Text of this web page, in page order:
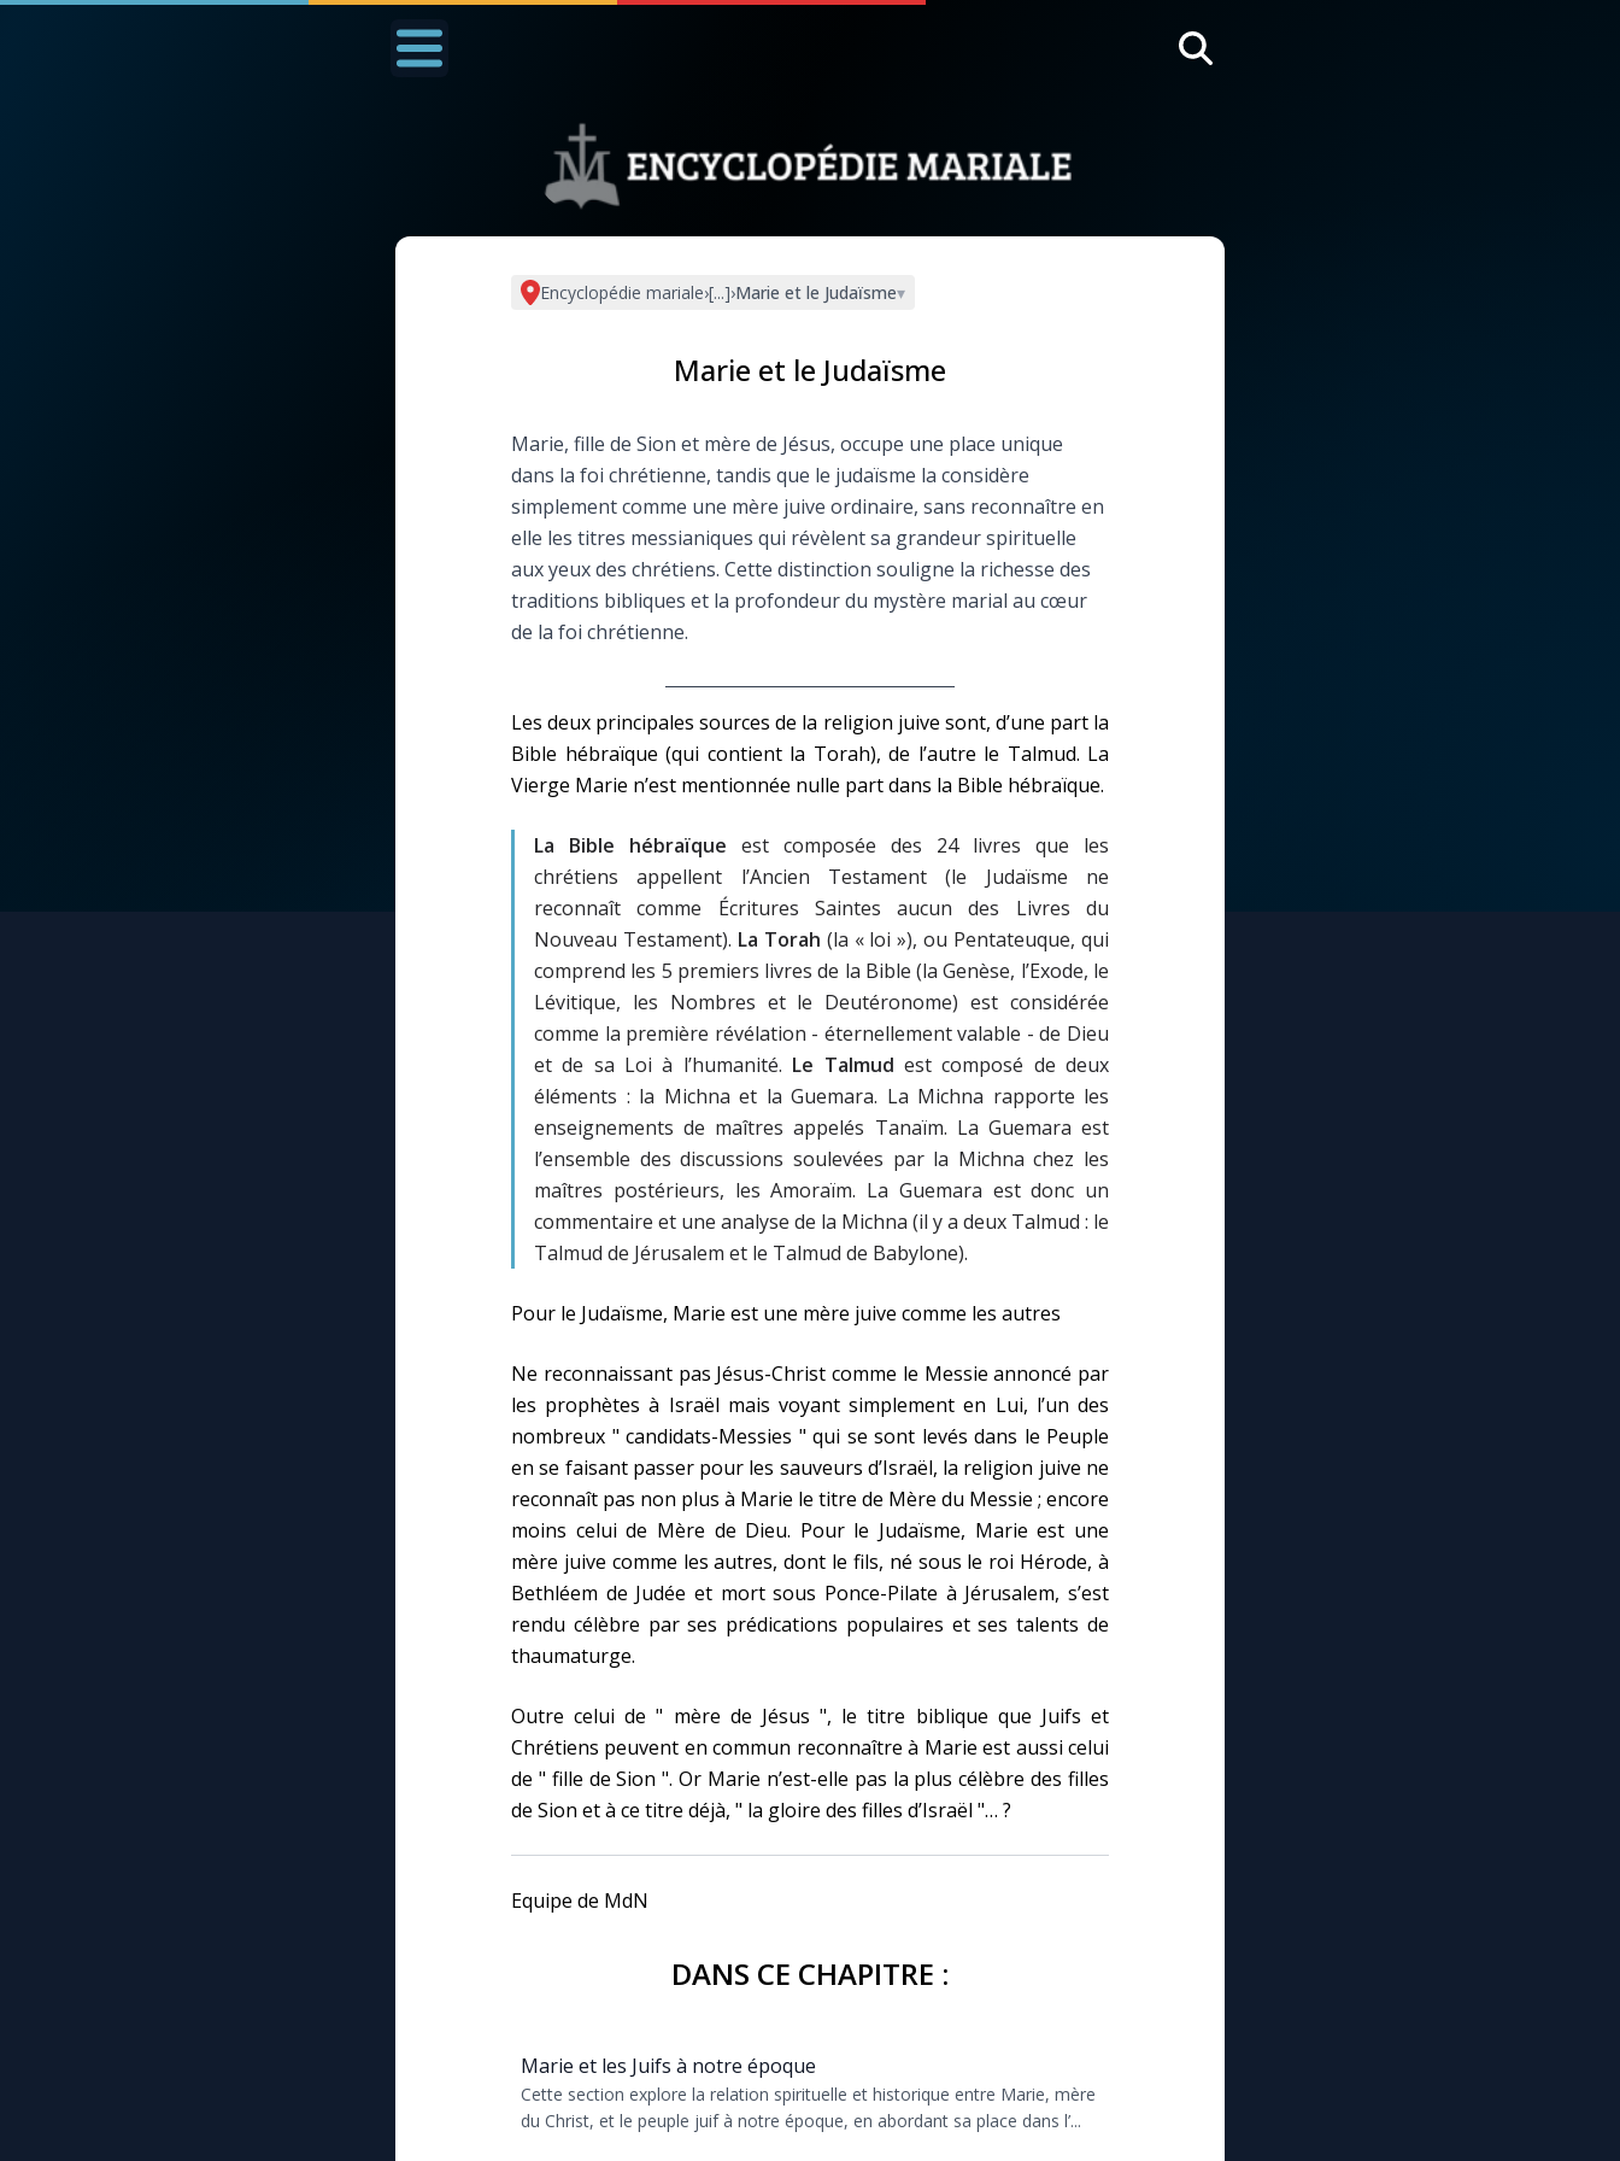
Nous soutenir À propos Facebook Infos légales
Prier au quotidien
Les premiers samedis
Marie qui défait les
Mes intentions de
Une Minute avec Marie
◼︎À la une
Contact
Faire un don
Marie de Nazareth
Encyclopédie mariale›[...]›Marie et le Judaïsme▾
Marie et le Judaïsme
Marie, fille de Sion et mère de Jésus, occupe une place unique
dans la foi chrétienne, tandis que le judaïsme la considère
simplement comme une mère juive ordinaire, sans reconnaître en
elle les titres messianiques qui révèlent sa grandeur spirituelle
aux yeux des chrétiens. Cette distinction souligne la richesse des
traditions bibliques et la profondeur du mystère marial au cœur
de la foi chrétienne.
Les deux principales sources de la religion juive sont, d’une part la
Bible hébraïque (qui contient la Torah), de l’autre le Talmud. La
Vierge Marie n’est mentionnée nulle part dans la Bible hébraïque.
La Bible hébraïque est composée des 24 livres que les
chrétiens appellent l’Ancien Testament (le Judaïsme ne
reconnaît comme Écritures Saintes aucun des Livres du
Nouveau Testament). La Torah (la « loi »), ou Pentateuque, qui
comprend les 5 premiers livres de la Bible (la Genèse, l’Exode, le
Lévitique, les Nombres et le Deutéronome) est considérée
comme la première révélation - éternellement valable - de Dieu
et de sa Loi à l’humanité. Le Talmud est composé de deux
éléments : la Michna et la Guemara. La Michna rapporte les
enseignements de maîtres appelés Tanaïm. La Guemara est
l’ensemble des discussions soulevées par la Michna chez les
maîtres postérieurs, les Amoraïm. La Guemara est donc un
commentaire et une analyse de la Michna (il y a deux Talmud : le
Talmud de Jérusalem et le Talmud de Babylone).
Pour le Judaïsme, Marie est une mère juive comme les autres
Ne reconnaissant pas Jésus-Christ comme le Messie annoncé par
les prophètes à Israël mais voyant simplement en Lui, l’un des
nombreux " candidats-Messies " qui se sont levés dans le Peuple
en se faisant passer pour les sauveurs d’Israël, la religion juive ne
reconnaît pas non plus à Marie le titre de Mère du Messie ; encore
moins celui de Mère de Dieu. Pour le Judaïsme, Marie est une
mère juive comme les autres, dont le fils, né sous le roi Hérode, à
Bethléem de Judée et mort sous Ponce-Pilate à Jérusalem, s’est
rendu célèbre par ses prédications populaires et ses talents de
thaumaturge.
Outre celui de " mère de Jésus ", le titre biblique que Juifs et
Chrétiens peuvent en commun reconnaître à Marie est aussi celui
de " fille de Sion ". Or Marie n’est-elle pas la plus célèbre des filles
de Sion et à ce titre déjà, " la gloire des filles d’Israël "… ?
Equipe de MdN
DANS CE CHAPITRE :
Marie et les Juifs à notre époque
Cette section explore la relation spirituelle et historique entre Marie, mère
du Christ, et le peuple juif à notre époque, en abordant sa place dans l’...